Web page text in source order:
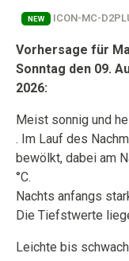
NEW ICON-MC-
Vorhersage für
Sonntag den 09.
2026:
Meist sonnig und
. Im Lauf des
bewölkt, dabei am
°C.
Nachts anfangs
Die Tiefstwerte
Leichte bis